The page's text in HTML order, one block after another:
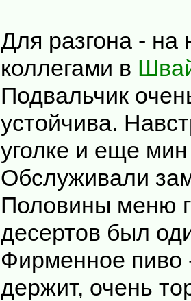
Для разгона -
коллегами в
Подвальчик
устойчива.
уголке и еще
Обслуживали
Половины меню
десертов был
Фирменное пиво
держит, очень